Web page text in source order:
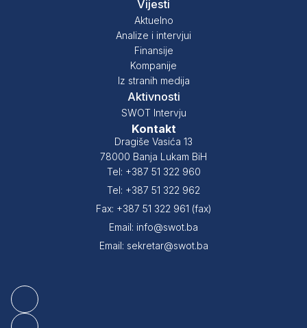
Vijesti
Aktuelno
Analize i intervjui
Finansije
Kompanije
Iz stranih medija
Aktivnosti
SWOT Intervju
Kontakt
Dragiše Vasića 13
78000 Banja Lukam BiH
Tel: +387 51 322 960
Tel: +387 51 322 962
Fax: +387 51 322 961 (fax)
Email: info@swot.ba
Email: sekretar@swot.ba